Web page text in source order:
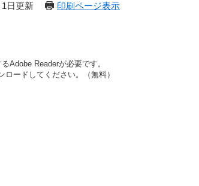
日更新 印刷ページ表示
Adobe Readerが必要です。
ードしてください。（無料）